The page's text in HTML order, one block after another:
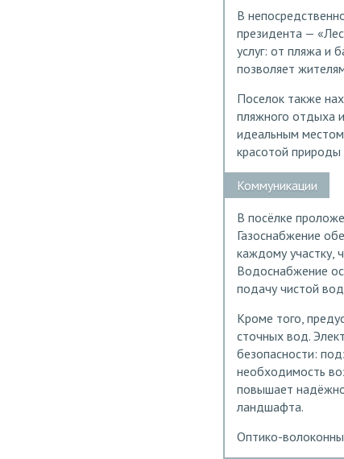
В
президента —
услуг: от пляжа и
позволяет
Поселок также
пляжного отдыха
идеальным
красотой
Коммуникации
В посёлке
Газоснабжение
каждому участку,
Водоснабжение
подачу чистой
Кроме того,
сточных вод.
безопасности:
необходимость
повышает
ландшафта.
Оптико-